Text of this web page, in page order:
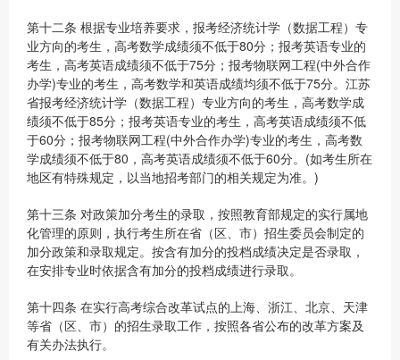
第十二条 根据专业培养要求，报考经济统计学（数据工程）专
业方向的考生，高考数学成绩须不低于80分；报考英语专业的
考生，高考英语成绩须不低于75分；报考物联网工程(中外合作
办学)专业的考生，高考数学和英语成绩均须不低于75分。江苏
省报考经济统计学（数据工程）专业方向的考生，高考数学成
绩须不低于85分；报考英语专业的考生，高考英语成绩须不低
于60分；报考物联网工程(中外合作办学)专业的考生，高考数
学成绩须不低于80，高考英语成绩须不低于60分。(如考生所在
地区有特殊规定，以当地招考部门的相关规定为准。)
第十三条 对政策加分考生的录取，按照教育部规定的实行属地
化管理的原则，执行考生所在省（区、市）招生委员会制定的
加分政策和录取规定。按含有加分的投档成绩决定是否录取，
在安排专业时依据含有加分的投档成绩进行录取。
第十四条 在实行高考综合改革试点的上海、浙江、北京、天津
等省（区、市）的招生录取工作，按照各省公布的改革方案及
有关办法执行。